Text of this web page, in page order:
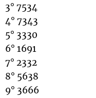
3° 7534
4° 7343
5° 3330
6° 1691
7° 2332
8° 5638
9° 3666